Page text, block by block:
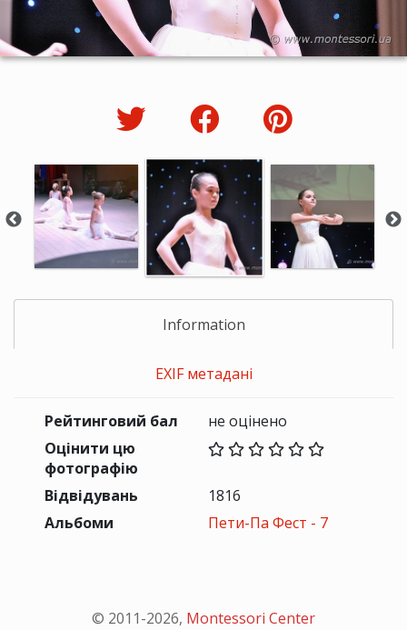
Information
EXIF метадані
Рейтинговий бал
не оцінено
Оцінити цю
фотографію
Відвідувань
1816
Альбоми
Пети-Па Фест - 7
© 2011-2026, Montessori Center